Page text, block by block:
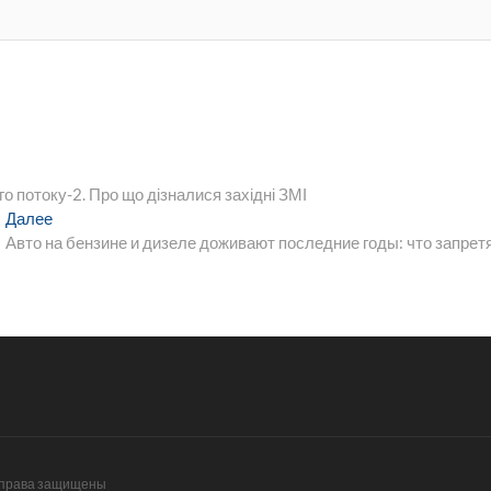
потоку-2. Про що дізналися західні ЗМІ
ДалееСледующая
запись:
Авто на бензине и дизеле доживают последние годы: что
защищены